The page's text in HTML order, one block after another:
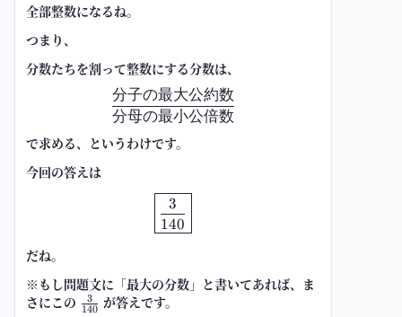
全部整数になるね。
つまり、
分数たちを割って整数にする分数は、
\frac{\text{分子の最大公約数
分母の最小公倍数
分子の最大公約数
で求める、というわけです。
今回の答えは
\boxed{\frac{3}{140}}
140
3
だね。
※もし問題文に「最大の分数」と書いてあれば、ま
さにこの \frac{3}
140
3 が答えです。